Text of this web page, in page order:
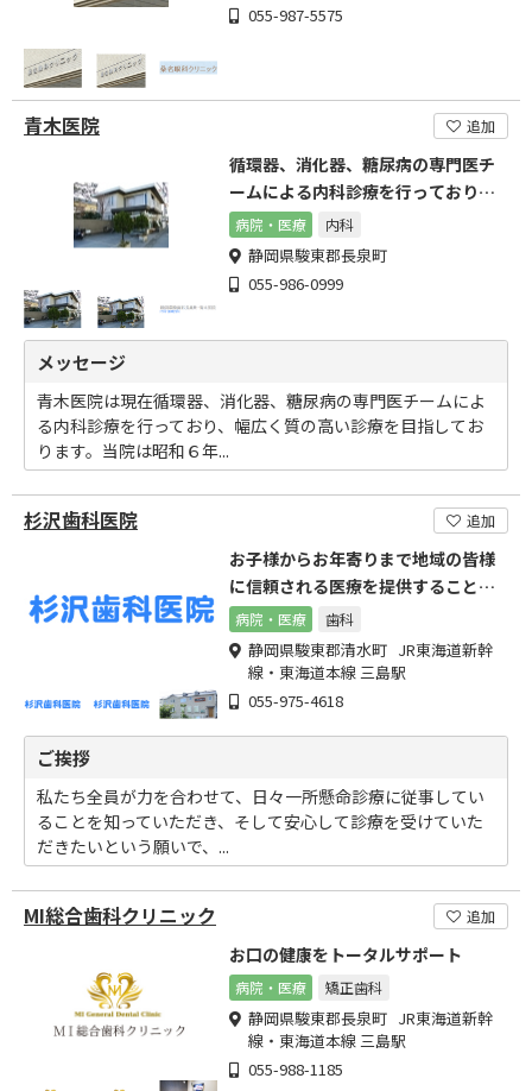
055-987-5575
青木医院 追加
循環器、消化器、糖尿病の専門医チ
ームによる内科診療を行っておりま
す病院・医療 内科
静岡県駿東郡長泉町
055-986-0999
メッセージ
青木医院は現在循環器、消化器、糖尿病の専門医チームによ
る内科診療を行っており、幅広く質の高い診療を目指してお
ります。当院は昭和６年...
杉沢歯科医院 追加
お子様からお年寄りまで地域の皆様
に信頼される医療を提供することを
目標にしています
病院・医療 歯科
静岡県駿東郡清水町 JR東海道新幹
線・東海道本線 三島駅
055-975-4618
ご挨拶
私たち全員が力を合わせて、日々一所懸命診療に従事してい
ることを知っていただき、そして安心して診療を受けていた
だきたいという願いで、...
MI総合歯科クリニック 追加
お口の健康をトータルサポート
病院・医療 矯正歯科
静岡県駿東郡長泉町 JR東海道新幹
線・東海道本線 三島駅
055-988-1185